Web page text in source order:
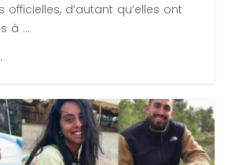
officielles, d’autant qu’elles ont
à ...